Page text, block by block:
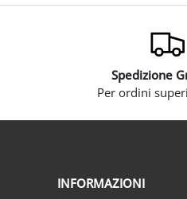
Spedizione
Per ordini
INFORMAZIONI